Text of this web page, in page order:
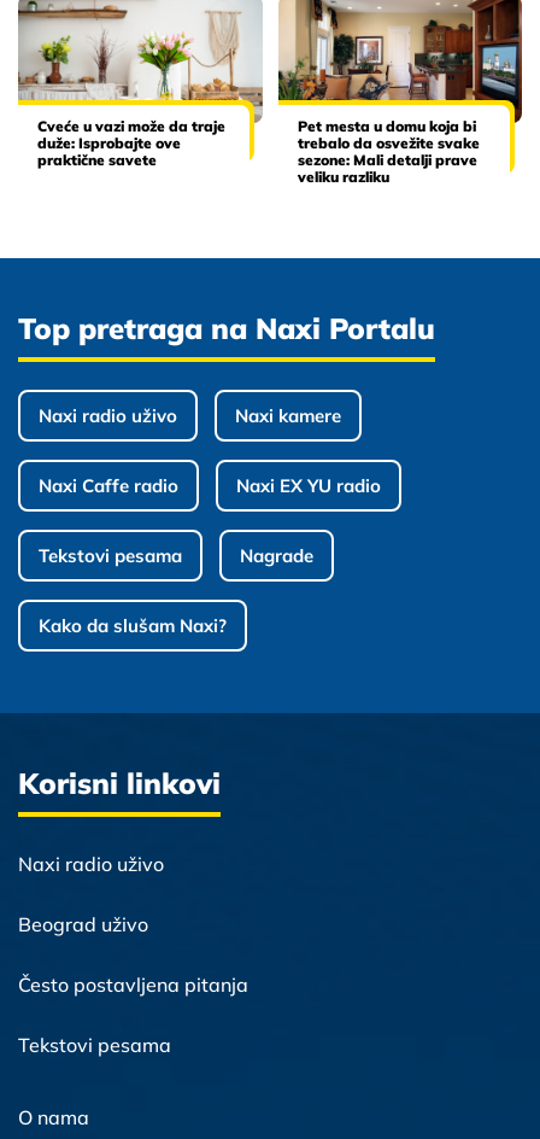
Cveće u vazi može da traje
duže: Isprobajte ove
praktične savete
Pet mesta u domu koja bi
trebalo da osvežite svake
sezone: Mali detalji prave
veliku razliku
Top pretraga na Naxi Portalu
Naxi radio uživo Naxi kamere
Naxi Caffe radio Naxi EX YU radio
Tekstovi pesama Nagrade
Kako da slušam Naxi?
Korisni linkovi
Naxi radio uživo
Beograd uživo
Često postavljena pitanja
Tekstovi pesama
O nama